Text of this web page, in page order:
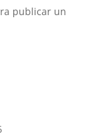
publicar un